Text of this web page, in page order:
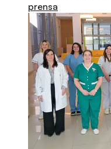
prensa